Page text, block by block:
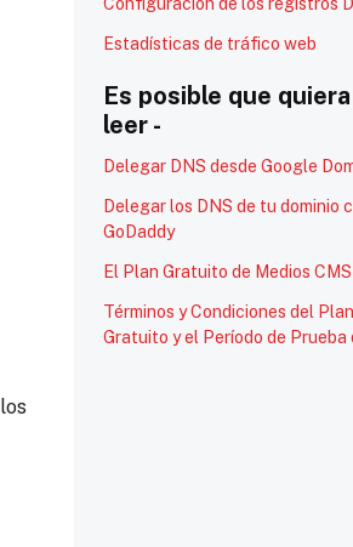
Estadísticas de tráfico web
Es posible que quiera
leer -
Delegar DNS desde Google
Delegar los DNS de tu dominio
GoDaddy
El Plan Gratuito de Medios CMS
Términos y Condiciones del Plan
Gratuito y el Período de Prueba